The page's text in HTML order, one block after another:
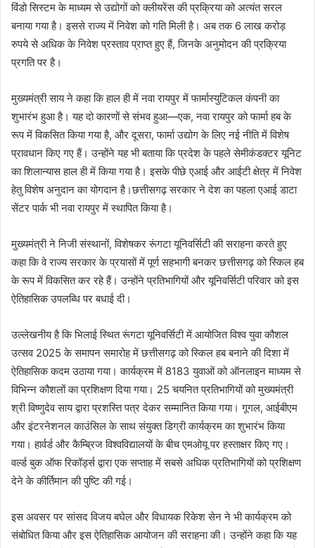
विंडो सिस्टम के माध्यम से उद्योगों को क्लीयरेंस की प्रक्रिया को अत्यंत सरल
बनाया गया है। इससे राज्य में निवेश को गति मिली है। अब तक 6 लाख करोड़
रुपये से अधिक के निवेश प्रस्ताव प्राप्त हुए हैं, जिनके अनुमोदन की प्रक्रिया
प्रगति पर है।
मुख्यमंत्री साय ने कहा कि हाल ही में नवा रायपुर में फार्मास्युटिकल कंपनी का
शुभारंभ हुआ है। यह दो कारणों से संभव हुआ—एक, नवा रायपुर को फार्मा हब के
रूप में विकसित किया गया है, और दूसरा, फार्मा उद्योग के लिए नई नीति में विशेष
प्रावधान किए गए हैं। उन्होंने यह भी बताया कि प्रदेश के पहले सेमीकंडक्टर यूनिट
का शिलान्यास हाल ही में किया गया है। इसके पीछे एआई और आईटी क्षेत्र में निवेश
हेतु विशेष अनुदान का योगदान है।छत्तीसगढ़ सरकार ने देश का पहला एआई डाटा
सेंटर पार्क भी नवा रायपुर में स्थापित किया है।
मुख्यमंत्री ने निजी संस्थानों, विशेषकर रूंगटा यूनिवर्सिटी की सराहना करते हुए
कहा कि वे राज्य सरकार के प्रयासों में पूर्ण सहभागी बनकर छत्तीसगढ़ को स्किल हब
के रूप में विकसित कर रहे हैं। उन्होंने प्रतिभागियों और यूनिवर्सिटी परिवार को इस
ऐतिहासिक उपलब्धि पर बधाई दी।
उल्लेखनीय है कि भिलाई स्थित रूंगटा यूनिवर्सिटी में आयोजित विश्व युवा कौशल
उत्सव 2025 के समापन समारोह में छत्तीसगढ़ को स्किल हब बनाने की दिशा में
ऐतिहासिक कदम उठाया गया। कार्यक्रम में 8183 युवाओं को ऑनलाइन माध्यम से
विभिन्न कौशलों का प्रशिक्षण दिया गया। 25 चयनित प्रतिभागियों को मुख्यमंत्री
श्री विष्णुदेव साय द्वारा प्रशस्ति पत्र देकर सम्मानित किया गया। गूगल, आईबीएम
और इंटरनेशनल काउंसिल के साथ संयुक्त डिग्री कार्यक्रम का शुभारंभ किया
गया। हार्वर्ड और कैम्ब्रिज विश्वविद्यालयों के बीच एमओयू पर हस्ताक्षर किए गए।
वर्ल्ड बुक ऑफ रिकॉर्ड्स द्वारा एक सप्ताह में सबसे अधिक प्रतिभागियों को प्रशिक्षण
देने के कीर्तिमान की पुष्टि की गई।
इस अवसर पर सांसद विजय बघेल और विधायक रिकेश सेन ने भी कार्यक्रम को
संबोधित किया और इस ऐतिहासिक आयोजन की सराहना की। उन्होंने कहा कि यह